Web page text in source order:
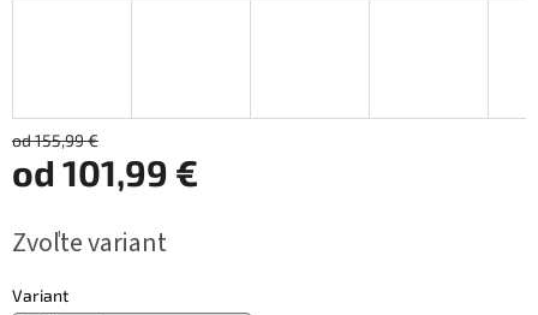
od 155,99 €
od 101,99 €
cena:
Zvoľte variant
Variant